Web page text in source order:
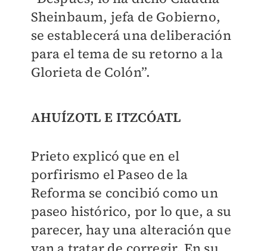
Sheinbaum, jefa de Gobierno,
se establecerá una deliberación
para el tema de su retorno a la
Glorieta de Colón”.
AHUÍZOTL E ITZCÓATL
Prieto explicó que en el
porfirismo el Paseo de la
Reforma se concibió como un
paseo histórico, por lo que, a su
parecer, hay una alteración que